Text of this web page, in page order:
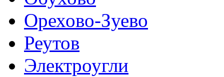
Орехово-Зуево
Реутов
Электроугли